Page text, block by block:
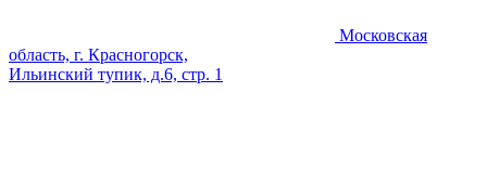
Московская
область, г. Красногорск,
Ильинский тупик, д.6, стр. 1